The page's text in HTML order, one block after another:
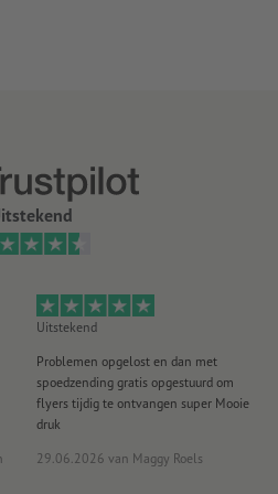
Uitstekend
Problemen opgelost en dan met
spoedzending gratis opgestuurd om
flyers tijdig te ontvangen super Mooie
druk
29.06.2026 van Maggy Roels